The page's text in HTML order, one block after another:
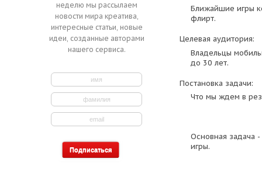
неделю мы рассылаем
новости мира креатива,
интересные статьи, новые
идеи, созданные авторами
нашего сервиса.
Ближайшие игры
флирт.
Целевая аудитория:
Владельцы
до 30 лет.
Постановка задачи:
Что мы ждем в
Основная задача
игры.